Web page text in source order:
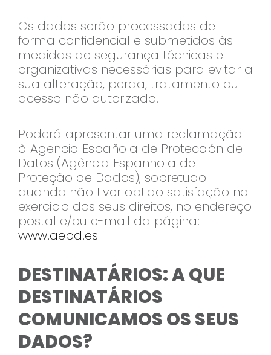
Os dados serão processados de
forma confidencial e submetidos às
medidas de segurança técnicas e
organizativas necessárias para evitar a
sua alteração, perda, tratamento ou
acesso não autorizado.
Poderá apresentar uma reclamação
à Agencia Española de Protección de
Datos (Agência Espanhola de
Proteção de Dados), sobretudo
quando não tiver obtido satisfação no
exercício dos seus direitos, no endereço
postal e/ou e-mail da página:
www.aepd.es
DESTINATÁRIOS: A QUE
DESTINATÁRIOS
COMUNICAMOS OS SEUS
DADOS?